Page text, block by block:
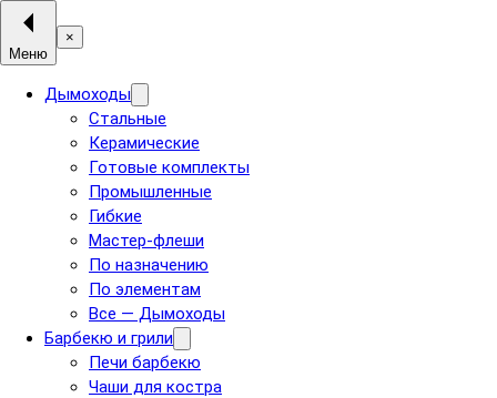
Меню
×
Дымоходы
Стальные
Керамические
Готовые комплекты
Промышленные
Гибкие
Мастер-флеши
По назначению
По элементам
Все — Дымоходы
Барбекю и грили
Печи барбекю
Чаши для костра